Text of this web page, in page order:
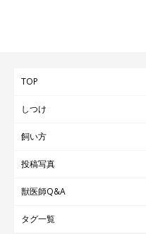
TOP
しつけ
飼い方
投稿写真
獣医師Q&A
タグ一覧